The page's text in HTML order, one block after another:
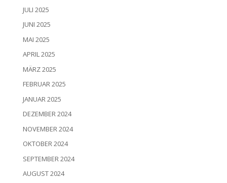
JULI 2025
JUNI 2025
MAI 2025
APRIL 2025
MÄRZ 2025
FEBRUAR 2025
JANUAR 2025
DEZEMBER 2024
NOVEMBER 2024
OKTOBER 2024
SEPTEMBER 2024
AUGUST 2024